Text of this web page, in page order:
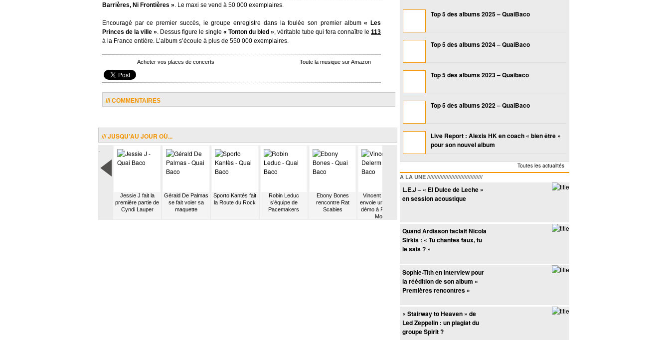
Barrières, Ni Frontières ». Le maxi se vend à 50 000 exemplaires.
Encouragé par ce premier succès, ie groupe enregistre dans la foulée son premier album« Les
Princes de la ville ». Dessus figure le single « Tonton du bled », véritable tube qui fera connaître le 113
à la France entière. L’album s’écoule à plus de 550 000 exemplaires.
Acheter vos places de concerts Toute la musique sur Amazon
/// COMMENTAIRES
/// JUSQU'AU JOUR OÙ...
.
Jessie J fait la
première partie de
Cyndi Lauper
Gérald De Palmas
se fait voler sa
maquette
Sporto Kantès fait
la Route du Rock
Robin Leduc
s’équipe de
Pacemakers
Ebony Bones
rencontre Rat
Scabies
Vincent Delerm
envoie une bande
démo à François
Morel
Katy Perry égalise
le record des
sur la compil’
Top 5 des albums 2025 – QuaiBaco
Top 5 des albums 2024 – QuaiBaco
Top 5 des albums 2023 – Quaibaco
Top 5 des albums 2022 – QuaiBaco
Live Report : Alexis HK en coach « bien être »
pour son nouvel album
Toutes les actualités
A LA UNE /////////////////////////////////////
L.E.J – « El Dulce de Leche »
en session acoustique
Quand Ardisson taclait Nicola
Sirkis : « Tu chantes faux, tu
le sais ? »
Sophie-Tith en interview pour
la réédition de son album «
Premières rencontres »
« Stairway to Heaven » de
Led Zeppelin : un plagiat du
groupe Spirit ?